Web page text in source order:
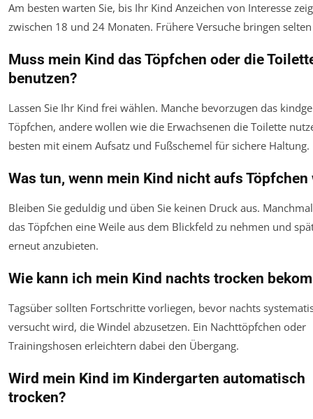
Am besten warten Sie, bis Ihr Kind Anzeichen von Interesse
zwischen 18 und 24 Monaten. Frühere Versuche bringen
Muss mein Kind das Töpfchen oder die
benutzen?
Lassen Sie Ihr Kind frei wählen. Manche bevorzugen das
Töpfchen, andere wollen wie die Erwachsenen die Toilette
besten mit einem Aufsatz und Fußschemel für sichere Haltung.
Was tun, wenn mein Kind nicht aufs Töpfchen
Bleiben Sie geduldig und üben Sie keinen Druck aus.
das Töpfchen eine Weile aus dem Blickfeld zu nehmen und
erneut anzubieten.
Wie kann ich mein Kind nachts trocken
Tagsüber sollten Fortschritte vorliegen, bevor nachts
versucht wird, die Windel abzusetzen. Ein Nachttöpfchen oder
Trainingshosen erleichtern dabei den Übergang.
Wird mein Kind im Kindergarten automatisch
trocken?